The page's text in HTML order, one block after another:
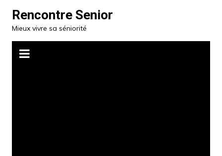
contenu
Rencontre Senior
Mieux vivre sa séniorité